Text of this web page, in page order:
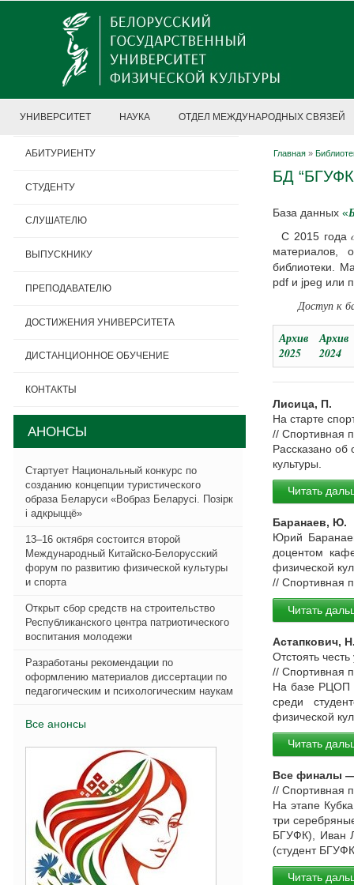
УНИВЕРСИТЕТ НАУКА ОТДЕЛ МЕЖДУНАРОДНЫХ СВЯЗЕЙ
Главная »
БД “БГУФК
База данных «
С 2015 года
материалов,
библиотеки.
pdf и jpeg или
Доступ к
Архив
2025
Архив
2024
Лисица, П.
На старте
//
Рассказано об
культуры.
Читать
Баранаев, Ю.
Юрий
доцентом
физической
//
Читать
Астапкович,
Отстоять
//
На базе РЦОП
среди
физической
Читать
Все финалы
//
На этапе
три
БГУФК), Иван
(студент
Читать
АБИТУРИЕНТУ
СТУДЕНТУ
СЛУШАТЕЛЮ
ВЫПУСКНИКУ
ПРЕПОДАВАТЕЛЮ
ДОСТИЖЕНИЯ УНИВЕРСИТЕТА
ДИСТАНЦИОННОЕ ОБУЧЕНИЕ
КОНТАКТЫ
АНОНСЫ
Стартует Национальный конкурс по
созданию концепции туристического
образа Беларуси «Вобраз Беларусi. Позiрк
i адкрыццё»
13–16 октября состоится второй
Международный Китайско-Белорусский
форум по развитию физической культуры
и спорта
Открыт сбор средств на строительство
Республиканского центра патриотического
воспитания молодежи
Разработаны рекомендации по
оформлению материалов диссертации по
педагогическим и психологическим наукам
Все анонсы